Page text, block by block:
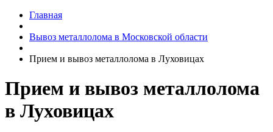
Главная
Вывоз металлолома в Московской области
Прием и вывоз металлолома в Луховицах
Прием и вывоз металлолома
в Луховицах